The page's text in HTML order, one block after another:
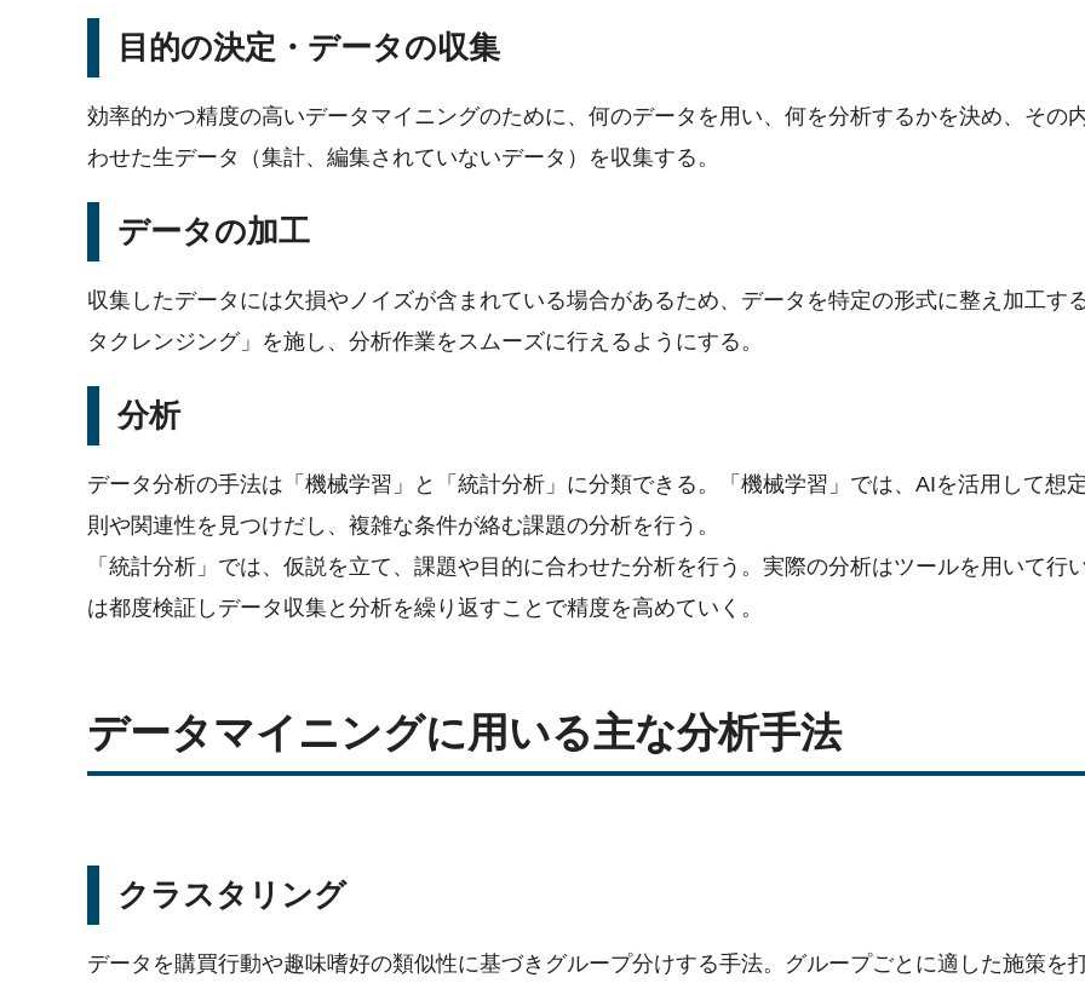
目的の決定・データの収集
効率的かつ精度の高いデータマイニングのために、何のデータを用い、何を分析するかを決め、その
わせた生データ（集計、編集されていないデータ）を収集する。
データの加工
収集したデータには欠損やノイズが含まれている場合があるため、データを特定の形式に整え加工す
タクレンジング」を施し、分析作業をスムーズに行えるようにする。
分析
データ分析の手法は「機械学習」と「統計分析」に分類できる。「機械学習」では、AIを活用して想
則や関連性を見つけだし、複雑な条件が絡む課題の分析を行う。
「統計分析」では、仮説を立て、課題や目的に合わせた分析を行う。実際の分析はツールを用いて行
は都度検証しデータ収集と分析を繰り返すことで精度を高めていく。
データマイニングに用いる主な分析手法
クラスタリング
データを購買行動や趣味嗜好の類似性に基づきグループ分けする手法。グループごとに適した施策を